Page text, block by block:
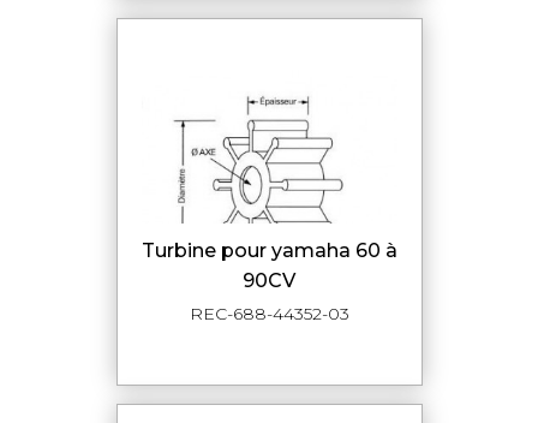
turbine pour yamaha 60 à
90CV
REC-688-44352-03